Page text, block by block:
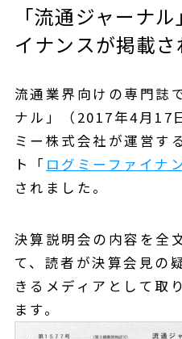
「流通ジャーナ
イナンスが掲載
流通業界向けの専門誌
ナル」（2017年4月17
ミー株式会社が運営す
ト「 ログミーファイナ
されました。
決算説明会の内容を全
て、読者が決算会見の
きるメディアとして取
ます。